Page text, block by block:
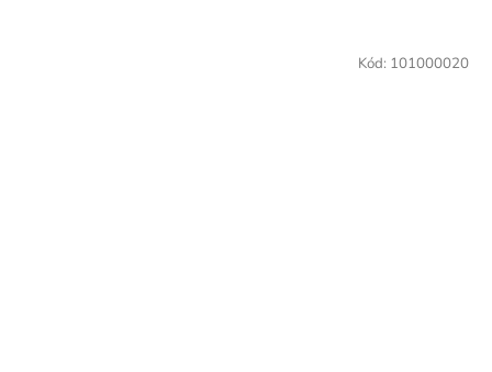
Kód: 101000020